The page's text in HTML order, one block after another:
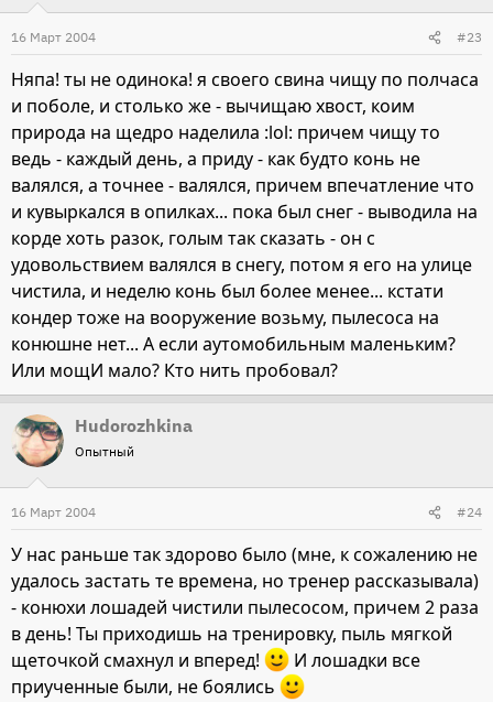
16 Март 2004 #23
Няпа! ты не одинока! я своего свина чищу по полчаса
и поболе, и столько же - вычищаю хвост, коим
природа на щедро наделила :lol: причем чищу то
ведь - каждый день, а приду - как будто конь не
валялся, а точнее - валялся, причем впечатление что
и кувыркался в опилках... пока был снег - выводила на
корде хоть разок, голым так сказать - он с
удовольствием валялся в снегу, потом я его на улице
чистила, и неделю конь был более менее... кстати
кондер тоже на вооружение возьму, пылесоса на
конюшне нет... А если аутомобильным маленьким?
Или мощИ мало? Кто нить пробовал?
Hudorozhkina
Опытный
16 Март 2004 #24
У нас раньше так здорово было (мне, к сожалению не
удалось застать те времена, но тренер рассказывала)
- конюхи лошадей чистили пылесосом, причем 2 раза
в день! Ты приходишь на тренировку, пыль мягкой
щеточкой смахнул и вперед!
И лошадки все
приученные были, не боялись